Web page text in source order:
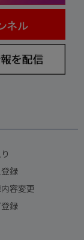
録
容変更
録